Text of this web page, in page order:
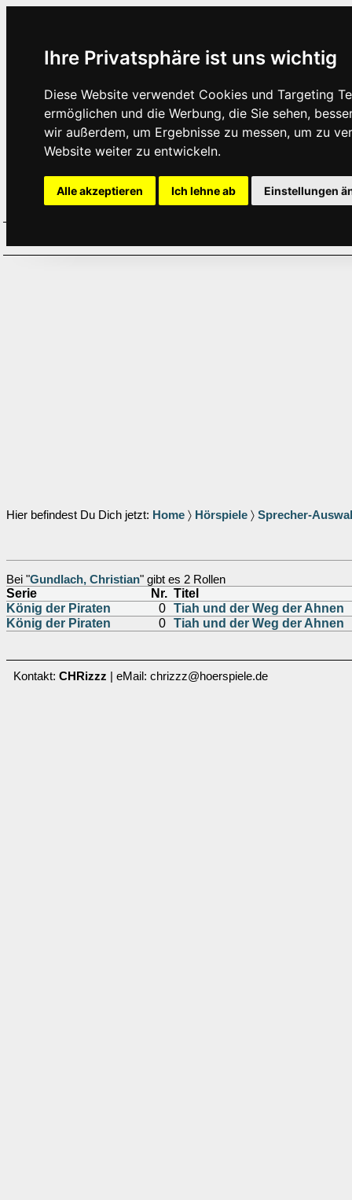
Ihre Privatsphäre ist uns wichtig
Diese Website verwendet Cookies und Targeting
ermöglichen und die Werbung, die Sie sehen,
wir außerdem, um Ergebnisse zu messen, um zu
Website weiter zu entwickeln.
Alle akzeptieren Ich lehne ab Einstellungen
Hier befindest Du Dich jetzt: Home 〉 Hörspiele 〉 Sprecher-
Bei "Gundlach, Christian" gibt es 2 Rollen
Serie Nr. Titel
König der Piraten
0 Tiah und der Weg der Ahnen
König der Piraten
0 Tiah und der Weg der Ahnen
Kontakt: CHRizzz | eMail: chrizzz@hoerspiele.de